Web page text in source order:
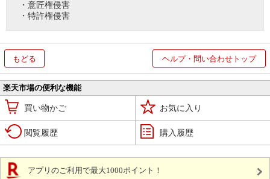
・意匠権侵害
・特許権侵害
もどる ヘルプ・問い合わせトップ
楽天市場の便利な機能
買い物かご お気に入り
閲覧履歴 購入履歴
アプリのご利用で最大1000ポイント！